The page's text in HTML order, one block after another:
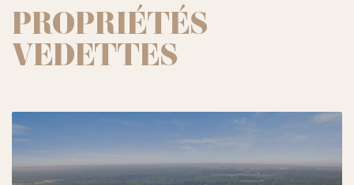
PROPRIÉTÉS
VEDETTES